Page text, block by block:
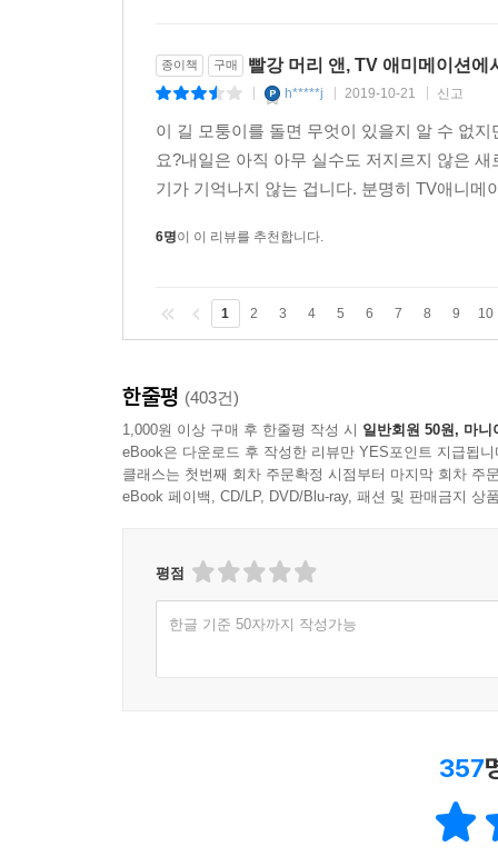
종이책 구매 빨강 머리 앤, TV 애미메이션에
h*****j 2019-10-21 신고
이 길 모퉁이를 돌면 무엇이 있을지 알 수 없
요?내일은 아직 아무 실수도 저지르지 않은
기가 기억나지 않는 겁니다. 분명히 TV애니
6명이 이 리뷰를 추천합니다.
1 2 3 4 5 6 7 8 9 10
한줄평 (403건)
1,000원 이상 구매 후 한줄평 작성 시 일반회원 50원, 마니
eBook은 다운로드 후 작성한 리뷰만 YES포인트 지급됩니
클래스는 첫번째 회차 주문확정 시점부터 마지막 회차 주
eBook 페이백, CD/LP, DVD/Blu-ray, 패션 및 판매금지 상
평점
한글 기준 50자까지 작성가능
357